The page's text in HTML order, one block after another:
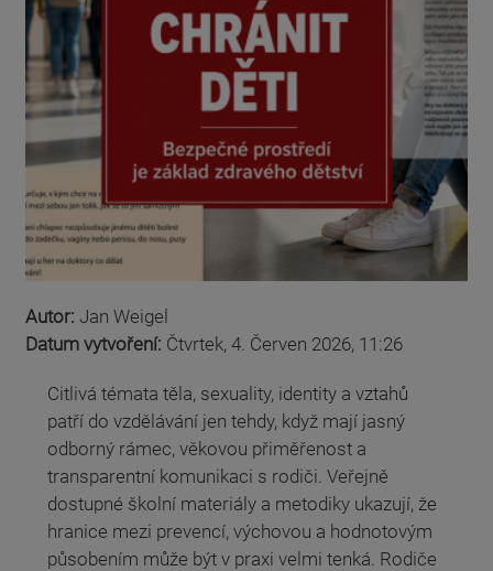
Autor: Jan Weigel
Datum vytvoření: Čtvrtek, 4. Červen 2026, 11:26
Citlivá témata těla, sexuality, identity a vztahů
patří do vzdělávání jen tehdy, když mají jasný
odborný rámec, věkovou přiměřenost a
transparentní komunikaci s rodiči. Veřejně
dostupné školní materiály a metodiky ukazují, že
hranice mezi prevencí, výchovou a hodnotovým
působením může být v praxi velmi tenká. Rodiče